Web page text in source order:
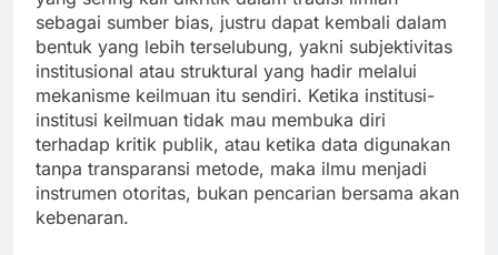
sebagai sumber bias, justru dapat kembali dalam
bentuk yang lebih terselubung, yakni subjektivitas
institusional atau struktural yang hadir melalui
mekanisme keilmuan itu sendiri. Ketika institusi-
institusi keilmuan tidak mau membuka diri
terhadap kritik publik, atau ketika data digunakan
tanpa transparansi metode, maka ilmu menjadi
instrumen otoritas, bukan pencarian bersama akan
kebenaran.